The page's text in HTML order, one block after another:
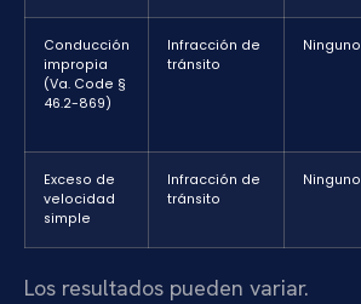
Conducción
impropia
(Va. Code §
46.2-869)
Infracción de
tránsito
Ninguno
Exceso de
velocidad
simple
Infracción de
tránsito
Ninguno
Los resultados pueden variar.